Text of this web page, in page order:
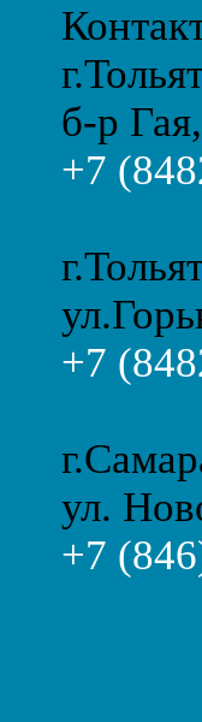
б-р
+7
+7
ул.
+7